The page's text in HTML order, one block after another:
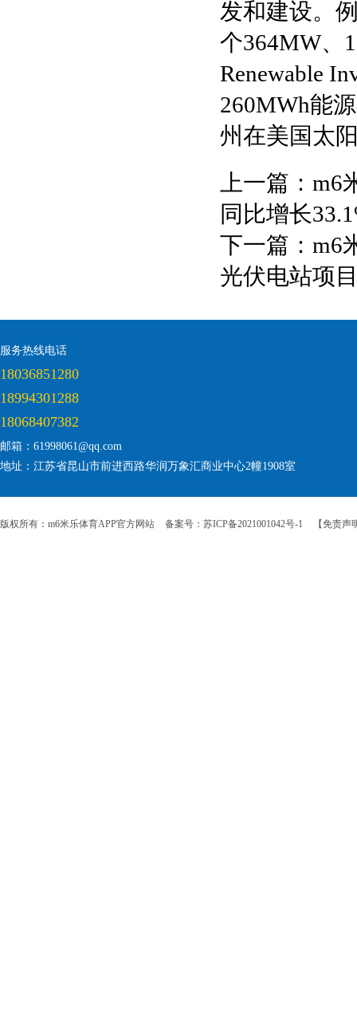
发和建设。
个364MW、
Renewable
260MWh能
州在美国太
上一篇： m6
同比增长
下一篇： m6
光伏电站项
服务热线电话
18036851280
18994301288
18068407382
邮箱：61998061@qq.com
地址：江苏省昆山市前进西路华润万象汇商业中心2幢1908室
版权所有：m6米乐体育APP官方网站 备案号：苏ICP备2021001042号-1 【免责声